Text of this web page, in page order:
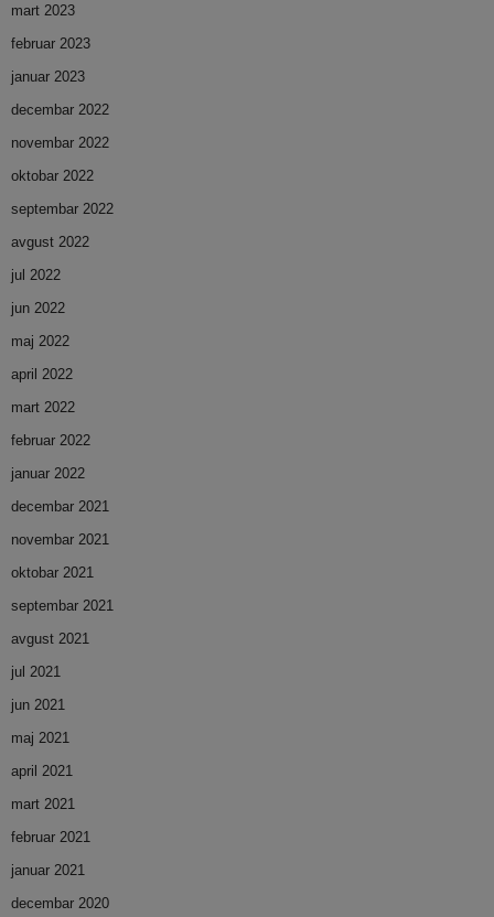
mart 2023
februar 2023
januar 2023
decembar 2022
novembar 2022
oktobar 2022
septembar 2022
avgust 2022
jul 2022
jun 2022
maj 2022
april 2022
mart 2022
februar 2022
januar 2022
decembar 2021
novembar 2021
oktobar 2021
septembar 2021
avgust 2021
jul 2021
jun 2021
maj 2021
april 2021
mart 2021
februar 2021
januar 2021
decembar 2020